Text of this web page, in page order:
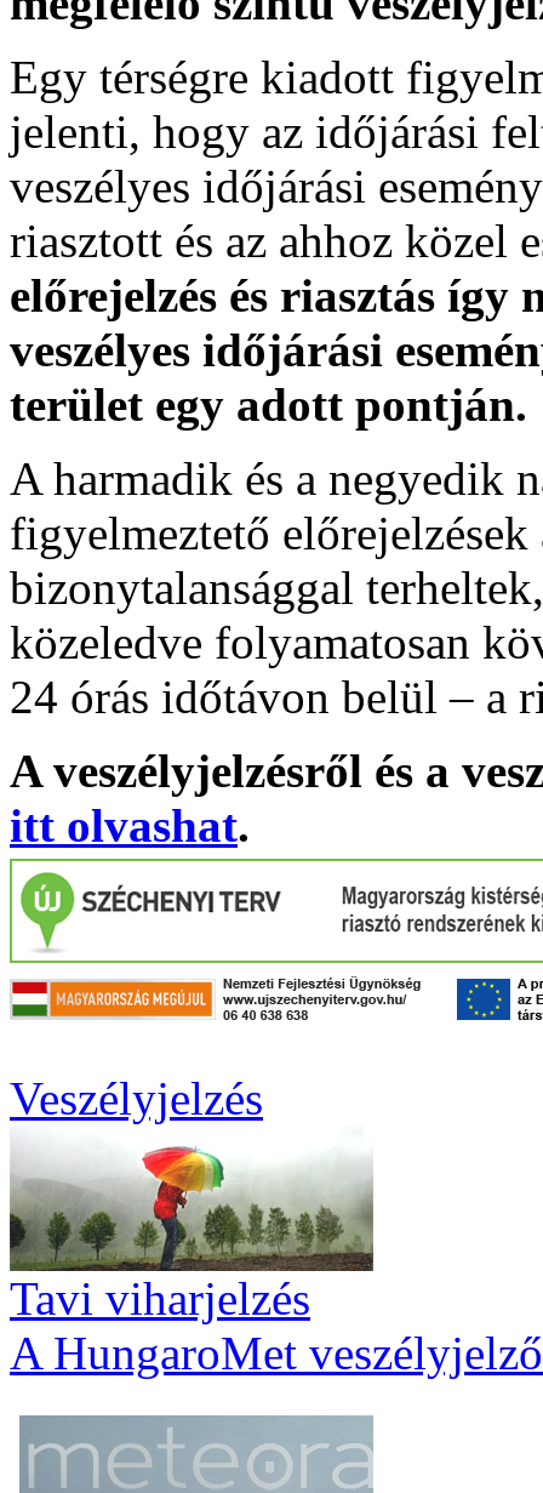
Egy térségre kiadott
jelenti, hogy az időjárási
veszélyes időjárási
riasztott és az ahhoz közel
előrejelzés és riasztás
veszélyes időjárási
terület egy adott pontján.
A harmadik és a negyedik
figyelmeztető
bizonytalansággal
közeledve folyamatosan
24 órás időtávon belül – a
A veszélyjelzésről és a
itt olvashat.
Veszélyjelzés
Tavi viharjelzés
A HungaroMet